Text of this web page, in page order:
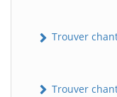
Trouver
Trouver